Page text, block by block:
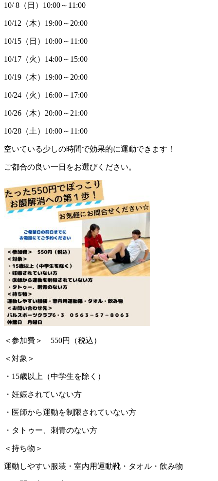
10/ 8（日）10:00～11:00
10/12（木）19:00～20:00
10/15（日）10:00～11:00
10/17（火）14:00～15:00
10/19（木）19:00～20:00
10/24（火）16:00～17:00
10/26（木）20:00～21:00
10/28（土）10:00～11:00
空いている少しの時間で効果的に運動できます！
ご都合の良い一日をお選びください。
＜参加費＞ 550円（税込）
＜対象＞
・15歳以上（中学生を除く）
・妊娠されていない方
・医師から運動を制限されていない方
・タトゥー、刺青のない方
＜持ち物＞
運動しやすい服装・室内用運動靴・タオル・飲み物